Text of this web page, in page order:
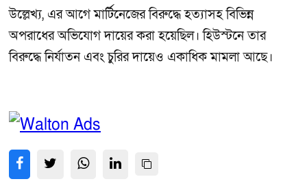
উল্লেখ্য, এর আগে মার্টিনেজের বিরুদ্ধে হত্যাসহ বিভিন্ন
অপরাধের অভিযোগ দায়ের করা হয়েছিল। হিউস্টনে তার
বিরুদ্ধে নির্যাতন এবং চুরির দায়েও একাধিক মামলা আছে।